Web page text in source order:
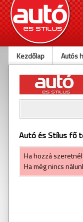
Kezdőlap Autós
Autó és Stílus fő
Ha hozzá
Ha még nincs